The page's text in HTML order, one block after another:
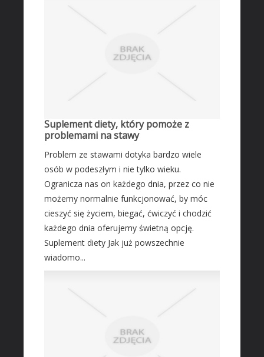
Adwokaci, Porady Prawne
Ślub i Wesele
Sprzątanie, Porządkowanie
Opieka
Inne Usługi
HOTELE
Hotele i Noclegi
Dietetyka, Odchudzanie
Suplement diety, który pomoże z
problemami na stawy
Problem ze stawami dotyka bardzo wiele
osób w podeszłym i nie tylko wieku.
Ogranicza nas on każdego dnia, przez co nie
możemy normalnie funkcjonować, by móc
cieszyć się życiem, biegać, ćwiczyć i chodzić
każdego dnia oferujemy świetną opcję.
Suplement diety Jak już powszechnie
wiadomo...